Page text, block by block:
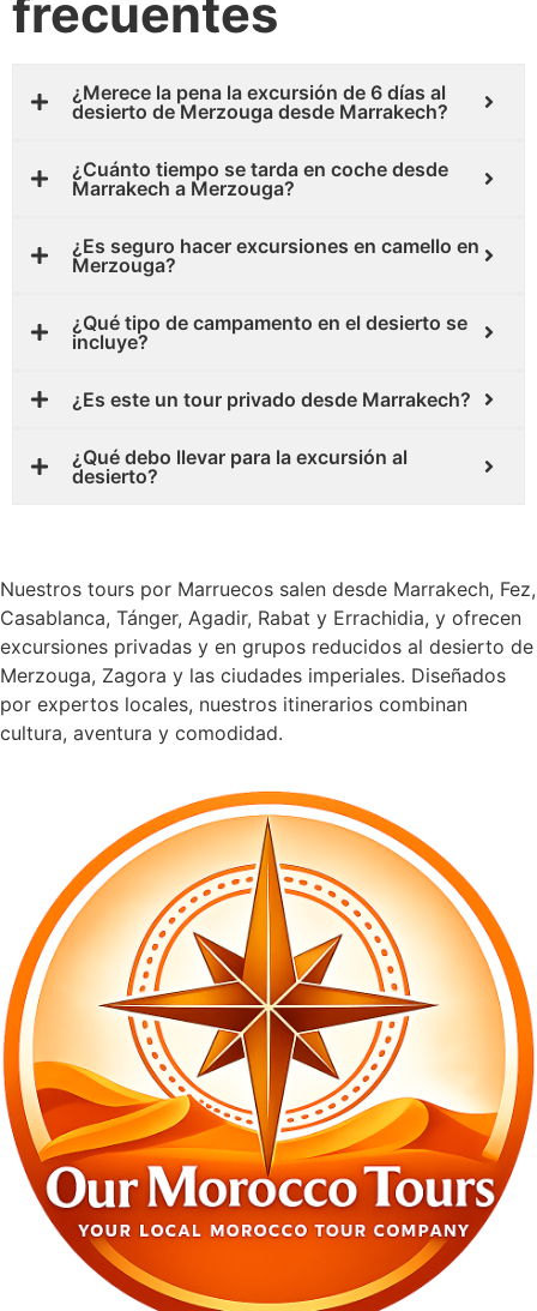
frecuentes
¿Merece la pena la excursión de 6 días al
desierto de Merzouga desde Marrakech?
¿Cuánto tiempo se tarda en coche desde
Marrakech a Merzouga?
¿Es seguro hacer excursiones en camello en
Merzouga?
¿Qué tipo de campamento en el desierto se
incluye?
¿Es este un tour privado desde Marrakech?
¿Qué debo llevar para la excursión al
desierto?
Nuestros tours por Marruecos salen desde Marrakech, Fez,
Casablanca, Tánger, Agadir, Rabat y Errachidia, y ofrecen
excursiones privadas y en grupos reducidos al desierto de
Merzouga, Zagora y las ciudades imperiales. Diseñados
por expertos locales, nuestros itinerarios combinan
cultura, aventura y comodidad.